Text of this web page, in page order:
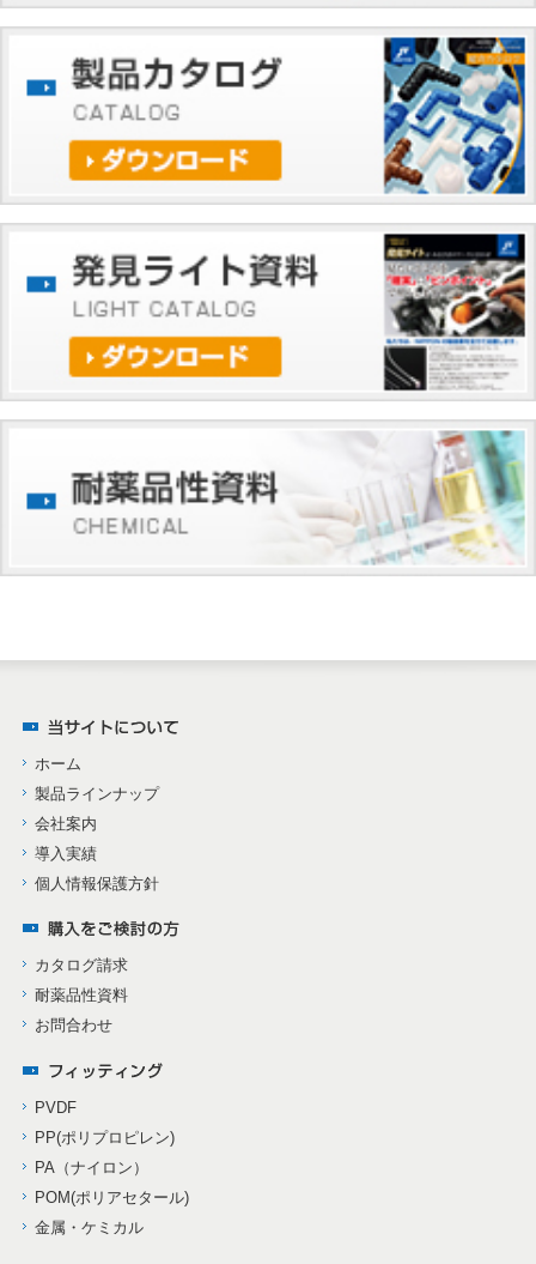
ホーム
製品ラインナップ
会社案内
導入実績
個人情報保護方針
カタログ請求
耐薬品性資料
お問合わせ
PVDF
PP(ポリプロピレン)
PA（ナイロン）
POM(ポリアセタール)
金属・ケミカル